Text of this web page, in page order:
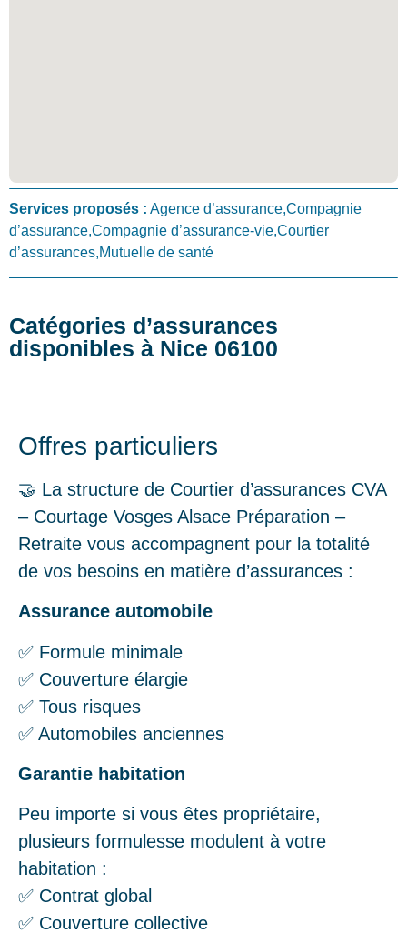
Services proposés : Agence d’assurance,Compagnie
d’assurance,Compagnie d’assurance-vie,Courtier
d’assurances,Mutuelle de santé
Catégories d’assurances
disponibles à Nice 06100
Offres particuliers
🤝 La structure de Courtier d’assurances CVA
– Courtage Vosges Alsace Préparation –
Retraite vous accompagnent pour la totalité
de vos besoins en matière d’assurances :
Assurance automobile
✅ Formule minimale
✅ Couverture élargie
✅ Tous risques
✅ Automobiles anciennes
Garantie habitation
Peu importe si vous êtes propriétaire,
plusieurs formulesse modulent à votre
habitation :
✅ Contrat global
✅ Couverture collective